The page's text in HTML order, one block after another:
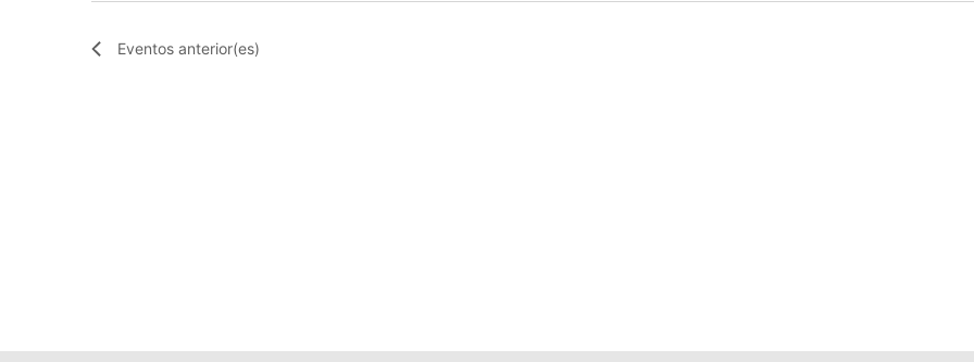
Eventos anterior(es)